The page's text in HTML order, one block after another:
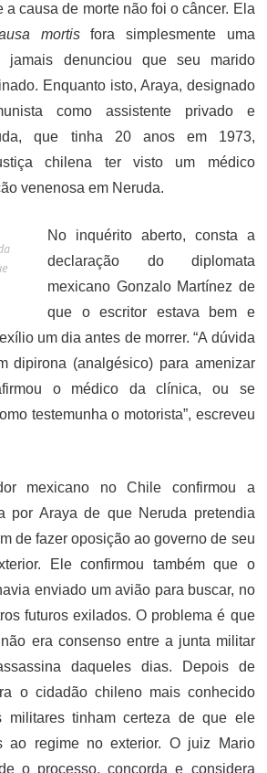
a causa de morte não foi o câncer. Ela
mortisfora simplesmente uma
jamais denunciou que seu marido
Enquanto isto, Araya, designado
como assistente privado e
que tinha 20 anos em 1973,
chilena ter visto um médico
venenosa em Neruda.
No inquérito aberto, consta a
declaração do diplomata
mexicano Gonzalo Martínez de
que o escritor estava bem e
um dia antes de morrer. “A dúvida
dipirona (analgésico) para amenizar
o médico da clínica, ou se
testemunha o motorista”, escreveu
mexicano no Chile confirmou a
por Araya de que Neruda pretendia
de fazer oposição ao governo de seu
Ele confirmou também que o
enviado um avião para buscar, no
futuros exilados. O problema é que
era consenso entre a junta militar
daqueles dias. Depois de
o cidadão chileno mais conhecido
militares tinham certeza de que ele
ao regime no exterior. O juiz Mario
o processo, concorda e considera